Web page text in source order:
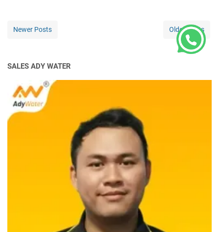
Newer Posts Older Posts
SALES ADY WATER